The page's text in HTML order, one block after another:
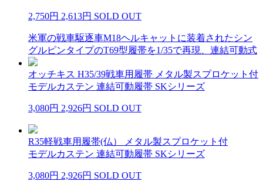
2,750円 2,613円 SOLD OUT
米軍の戦車駆逐車M18ヘルキャットに装着されたシン
グルピンタイプのT69型履帯を1/35で再現、連結可動式
オッチキス H35/39戦車用履帯 メタル製スプロケット付
モデルカステン 連結可動履帯 SKシリーズ
3,080円 2,926円 SOLD OUT
R35軽戦車用履帯(仏） メタル製スプロケット付
モデルカステン 連結可動履帯 SKシリーズ
3,080円 2,926円 SOLD OUT